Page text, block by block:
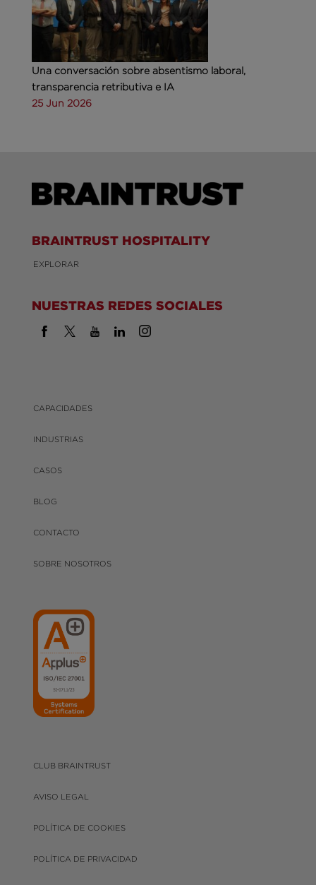
Una conversación sobre absentismo laboral,
transparencia retributiva e IA
25 Jun 2026
BRAINTRUST HOSPITALITY
EXPLORAR
NUESTRAS REDES SOCIALES
CAPACIDADES
INDUSTRIAS
CASOS
BLOG
CONTACTO
SOBRE NOSOTROS
CLUB BRAINTRUST
AVISO LEGAL
POLÍTICA DE COOKIES
POLÍTICA DE PRIVACIDAD